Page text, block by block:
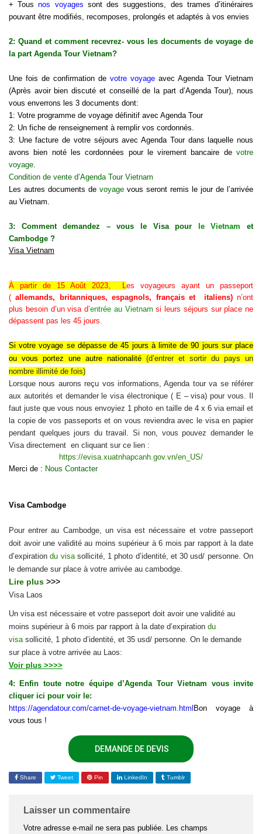
+ Tousnos voyages sont des suggestions, des trames d’itinéraires
pouvant être modifiés, recomposes, prolongés et adaptés à vos envies
2: Quand et comment recevrez- vous les documents de voyage de
la part Agenda Tour Vietnam?
Une fois de confirmation de votre voyage avec Agenda Tour Vietnam
(Après avoir bien discuté et conseillé de la part d’Agenda Tour), nous
vous enverrons les 3 documents dont:
1: Votre programme de voyage définitif avec Agenda Tour
2: Un fiche de renseignement à remplir vos cordonnés.
3: Une facture de votre séjours avec Agenda Tour dans laquelle nous
avons bien noté les cordonnées pour le virement bancaire de votre
voyage.
Condition de vente d’Agenda Tour Vietnam
Les autres documents de voyage vous seront remis le jour de l’arrivée
au Vietnam.
3: Comment demandez – vous le Visa pour le Vietnam et
Cambodge ?
Visa Vietnam
À partir de 15 Août 2023, Les voyageurs ayant un passeport
(allemands, britanniques, espagnols, français et italiens)n’ont
plus besoin d’un visa d’entrée au Vietnam si leurs séjours sur place ne
dépassent pas les 45 jours.
Sivotre voyage se dépasse de 45 jours à limite de 90 jours sur place
ou vous portez une autre nationalité (d’entrer et sortir du pays un
nombre illimité de fois)
Lorsque nous aurons reçu vos informations, Agenda tour va se référer
aux autorités et demander le visa électronique ( E – visa) pour vous. Il
faut juste que vous nous envoyiez 1 photo en taille de 4 x 6 via email et
la copie de vos passeports et on vous reviendra avec le visa en papier
pendant quelques jours du travail. Si non, vous pouvez demander le
Visa directement en cliquant sur ce lien :
https://evisa.xuatnhapcanh.gov.vn/en_US/
Merci de : Nous Contacter
Visa Cambodge
Pour entrer au Cambodge, un visa est nécessaire et votre passeport
doit avoir une validité au moins supérieur à 6 mois par rapport à la date
d’expirationdu visasollicité, 1 photo d’identité, et 30 usd/ personne. On
le demande sur place à votre arrivée au cambodge.
Lire plus >>>
Visa Laos
Un visa est nécessaire et votre passeport doit avoir une validité au
moins supérieur à 6 mois par rapport à la date d’expiration du
visasollicité, 1 photo d’identité, et 35 usd/ personne. On le demande
sur place à votre arrivée au Laos:
Voir plus >>>>
4: Enfin toute notre équipe d’Agenda Tour Vietnam vous invite
cliquer ici pour voir le:
https://agendatour.com/carnet-de-voyage-vietnam.html Bon voyage à
vous tous !
DEMANDE DE DEVIS
Share Tweet Pin LinkedIn Tumblr
Laisser un commentaire
Votre adresse e-mail ne sera pas publiée.
Les champs